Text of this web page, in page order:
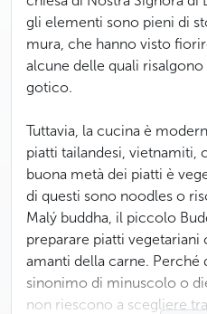
gli elementi sono pieni di
mura, che hanno visto
alcune delle quali
gotico.
Tuttavia, la cucina è
piatti tailandesi, vietnamiti,
buona metà dei piatti è
di questi sono noodles o
Malý buddha, il piccolo
preparare piatti
amanti della carne. Perché
sinonimo di minuscolo o
non riescono a scegliere